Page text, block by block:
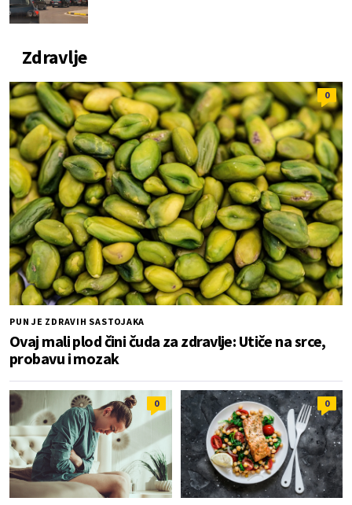
Zdravlje
0
PUN JE ZDRAVIH SASTOJAKA
Ovaj mali plod čini čuda za zdravlje: Utiče na srce,
probavu i mozak
0 0